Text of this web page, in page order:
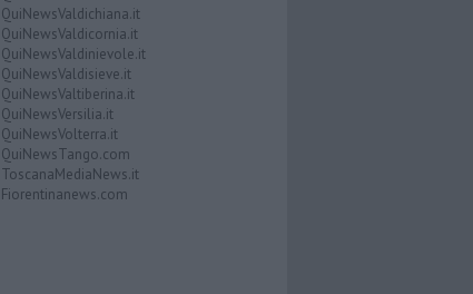
QuiNewsValdichiana.it
QuiNewsValdicornia.it
QuiNewsValdinievole.it
QuiNewsValdisieve.it
QuiNewsValtiberina.it
QuiNewsVersilia.it
QuiNewsVolterra.it
QuiNewsTango.com
ToscanaMediaNews.it
Fiorentinanews.com